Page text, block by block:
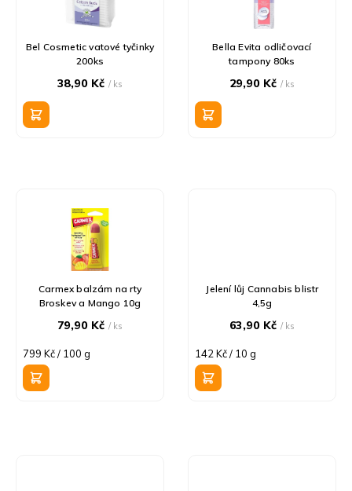
u
Bel Cosmetic vatové tyčinky
200ks
38,90 Kč/ ks
Bella Evita odličovací
tampony 80ks
29,90 Kč/ ks
Carmex balzám na rty
Broskev a Mango 10g
79,90 Kč/ ks
Měrná
cena:
799 Kč / 100 g
Jelení lůj Cannabis blistr
4,5g
63,90 Kč/ ks
Měrná
cena:
142 Kč / 10 g